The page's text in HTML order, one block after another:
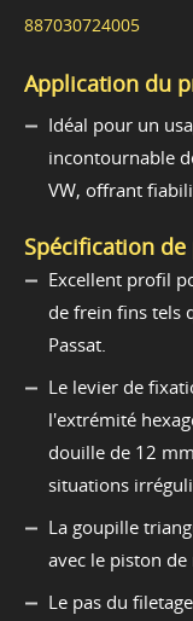
887030724005
Application du
Idéal pour un
incontournable
VW, offrant
Spécification
Excellent profil
de frein fins tels
Passat.
Le levier de
l'extrémité
douille de 12
situations
La goupille
avec le piston
Le pas du